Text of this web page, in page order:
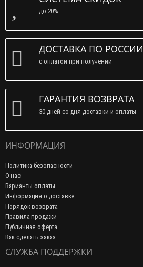
до 20%
ДОСТАВКА ПО РОССИИ
с оплатой при получении
ГАРАНТИЯ ВОЗВРАТА
30 дней со дня доставки и оплаты
ИНФОРМАЦИЯ
Политика безопасности
О нас
Варианты оплаты
Информация о доставке
Порядок возврата
Правила продажи
Публичная оферта
Как сделать заказ
СЛУЖБА ПОДДЕРЖКИ